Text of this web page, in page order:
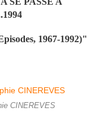
1967-1992)"
CINEREVES